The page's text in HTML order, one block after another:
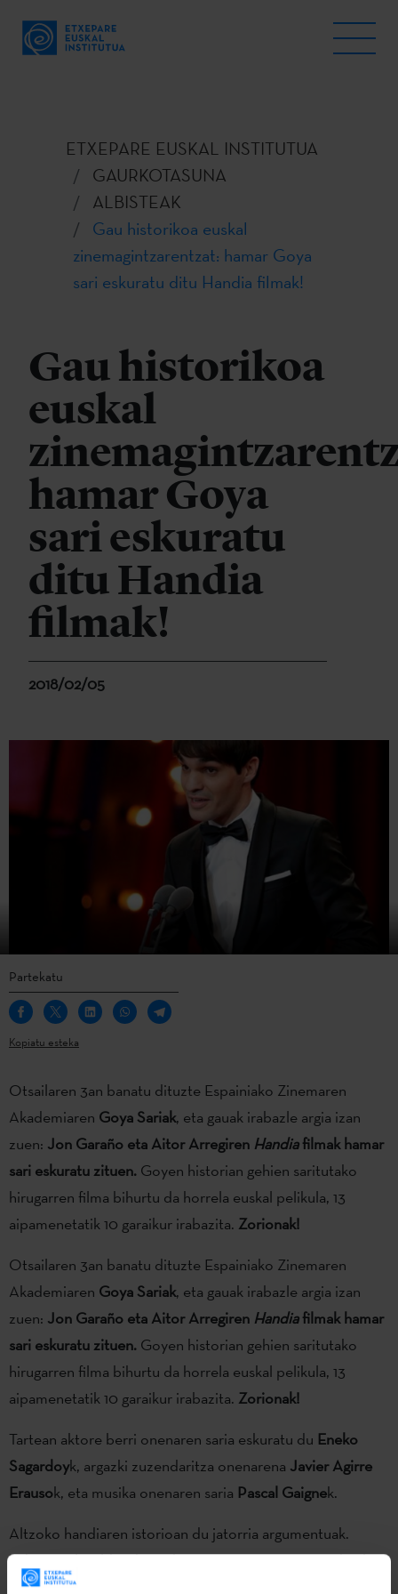
ETXEPARE EUSKAL INSTITUTUA
GAURKOTASUNA
ALBISTEAK
Gau historikoa euskal
zinemagintzarentzat: hamar Goya
sari eskuratu ditu Handia filmak!
Gau historikoa
euskal
hamar Goya
sari eskuratu
ditu Handia
filmak!
2018/02/05
Partekatu
Kopiatu esteka
Otsailaren 3an banatu dituzte Espainiako Zinemaren
Akademiaren Goya Sariak, eta gauak irabazle argia izan
zuen: Jon Garaño eta Aitor Arregiren Handiafilmak hamar
sari eskuratu zituen. Goyen historian gehien saritutako
hirugarren filma bihurtu da horrela euskal pelikula, 13
aipamenetatik 10 garaikur irabazita. Zorionak!
Otsailaren 3an banatu dituzte Espainiako Zinemaren
Akademiaren Goya Sariak, eta gauak irabazle argia izan
zuen: Jon Garaño eta Aitor Arregiren Handiafilmak hamar
sari eskuratu zituen. Goyen historian gehien saritutako
hirugarren filma bihurtu da horrela euskal pelikula, 13
aipamenetatik 10 garaikur irabazita. Zorionak!
Tartean aktore berri onenaren saria eskuratu du Eneko
Sagardoyk, argazki zuzendaritza onenarena Javier Agirre
Erausok, eta musika onenaren saria Pascal Gaignek.
Altzoko handiaren istorioan du jatorria argumentuak.
Lehen Karlistaldian borrokatu ostean, Martin Gipuzkoako
bereetxera itzuliko da, eta han, harrituta, bere anaia Joakin